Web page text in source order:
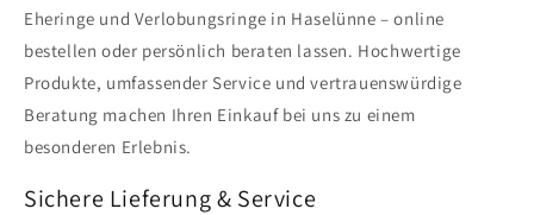
Eheringe und Verlobungsringe in Haselünne – online
bestellen oder persönlich beraten lassen. Hochwertige
Produkte, umfassender Service und vertrauenswürdige
Beratung machen Ihren Einkauf bei uns zu einem
besonderen Erlebnis.
Sichere Lieferung & Service